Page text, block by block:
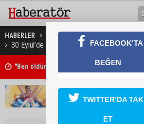
HABERLER KÜLTÜR & SANAT
30 Eylül’de “Drag” yarışı düzenleniyor
"Liderlerin yapacağı görüşme, yeni ve
niteliği taşıyor"
FACEBOOK'TA
BEĞEN
TWITTER'DA
ET